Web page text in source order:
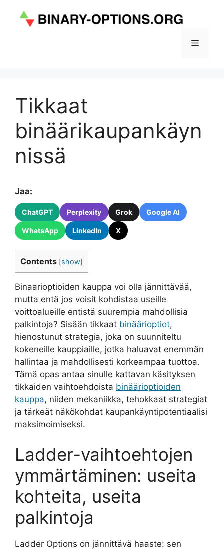
sisältöön
Valikko
Tikkaat
binäärikaupankäyn
nissä
Jaa:
ChatGPT Perplexity Grok Google AI
WhatsApp LinkedIn X
Contents [show]
Binaarioptioiden kauppa voi olla jännittävää,
mutta entä jos voisit kohdistaa useille
voittoalueille entistä suurempia mahdollisia
palkintoja? Sisään tikkaat binäärioptiot,
hienostunut strategia, joka on suunniteltu
kokeneille kauppiaille, jotka haluavat enemmän
hallintaa ja mahdollisesti korkeampaa tuottoa.
Tämä opas antaa sinulle kattavan käsityksen
tikkaiden vaihtoehdoista binäärioptioiden
kauppa, niiden mekaniikka, tehokkaat strategiat
ja tärkeät näkökohdat kaupankäyntipotentiaalisi
maksimoimiseksi.
Ladder-vaihtoehtojen
ymmärtäminen: useita
kohteita, useita
palkintoja
Ladder Options on jännittävä haaste: sen